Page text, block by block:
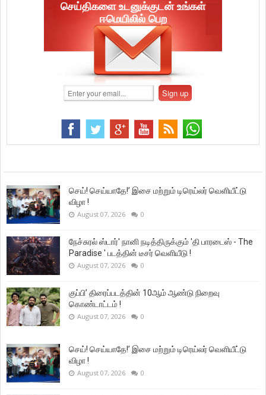
செய்திகளை உடனுக்குடன் உங்கள்
ஈமெயிலில் பெற
செய்! செய்யாதே!’ இசை மற்றும் டிரெய்லர் வெளியீட்டு
விழா !
August 07, 2026 0
நேச்சுரல் ஸ்டார்' நானி நடித்திருக்கும் 'தி பாரடைஸ் - The
Paradise ' படத்தின் டீசர் வெளியீடு !
August 07, 2026 0
குப்பி’ திரைப்படத்தின் 10ஆம் ஆண்டு நிறைவு
கொண்டாட்டம் !
August 07, 2026 0
செய்! செய்யாதே!’ இசை மற்றும் டிரெய்லர் வெளியீட்டு
விழா !
August 07, 2026 0